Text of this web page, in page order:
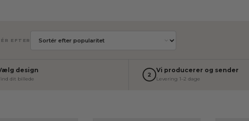
EFTER
design
dit billede
2
Vi producerer og sender
Levering 1–2 dage